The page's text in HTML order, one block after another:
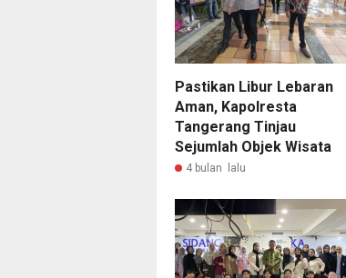
Pastikan Libur Lebaran
Aman, Kapolresta
Tangerang Tinjau
Sejumlah Objek Wisata
4 bulan lalu